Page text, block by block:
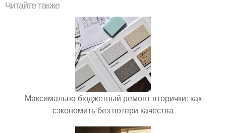
Читайте также
Максимально бюджетный ремонт вторички: как
сэкономить без потери качества